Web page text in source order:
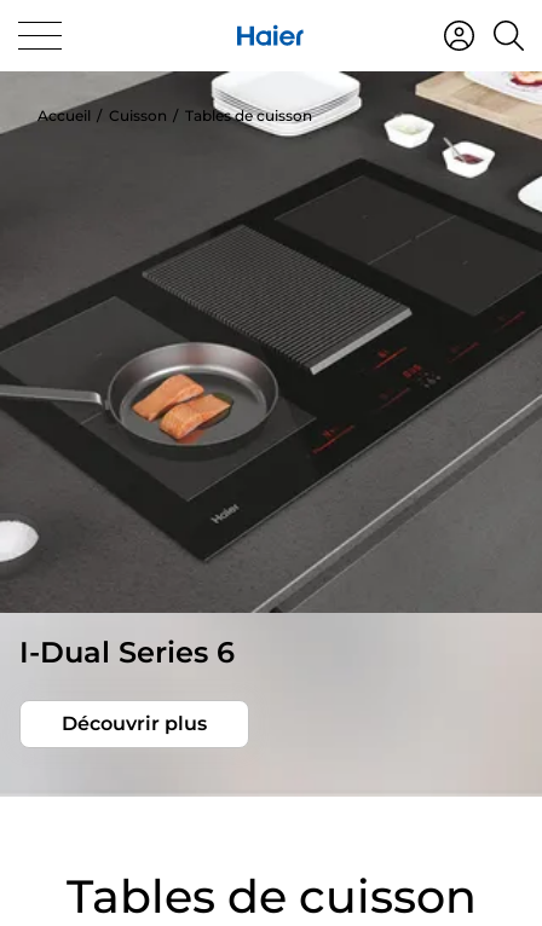
Accueil Cuisson Tables de cuisson
I-Dual Series 6
Découvrir plus
Tables de cuisson